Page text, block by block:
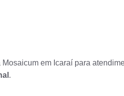
em Icaraí para
.